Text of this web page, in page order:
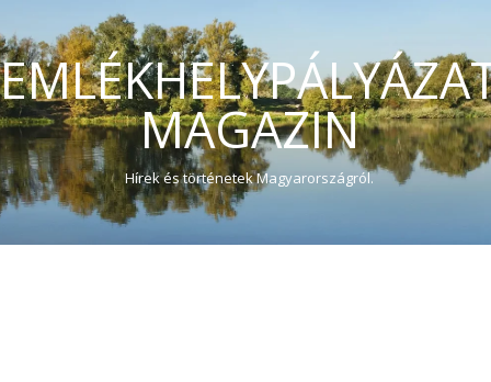
MAGAZIN
Hírek és történetek Magyarországról.